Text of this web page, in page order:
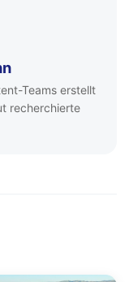
Teams erstellt
recherchierte